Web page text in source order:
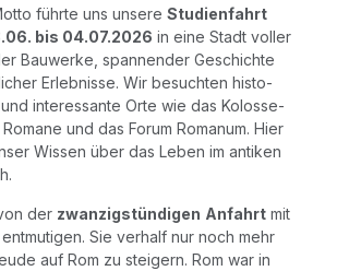
führ­te uns unse­re Stu­di­en­fahrt
bis 04.07.2026 in eine Stadt vol­ler
Bau­wer­ke, span­nen­der Geschich­te
Erleb­nis­se. Wir besuch­ten his­to­
inter­es­san­te Orte wie das Kolos­se­
und das Forum Roma­n­um. Hier
Wis­sen über das Leben im anti­ken
der zwan­zig­stün­di­gen Anfahrt mit
Sie ver­half nur noch mehr
auf Rom zu stei­gern. Rom war in